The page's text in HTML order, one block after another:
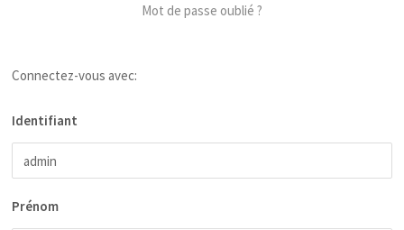
Mot de passe oublié ?
Connectez-vous avec:
Identifiant
Prénom